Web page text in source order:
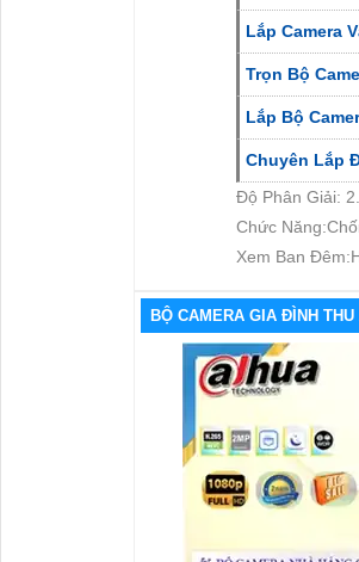
Lắp Camera
Trọn Bộ
Lắp Bộ
Chuyên Lắp
Độ Phân Giải:
Chức
Xem Ban
BỘ CAMERA GIA ĐÌNH THU